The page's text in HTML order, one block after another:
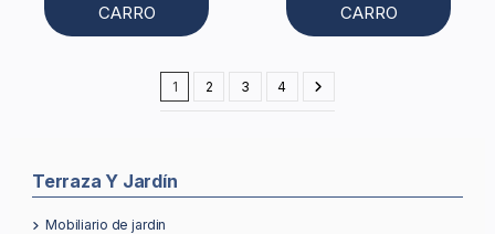
CARRO
CARRO
1 2 3 4
Terraza Y Jardín
mobiliario de jardin